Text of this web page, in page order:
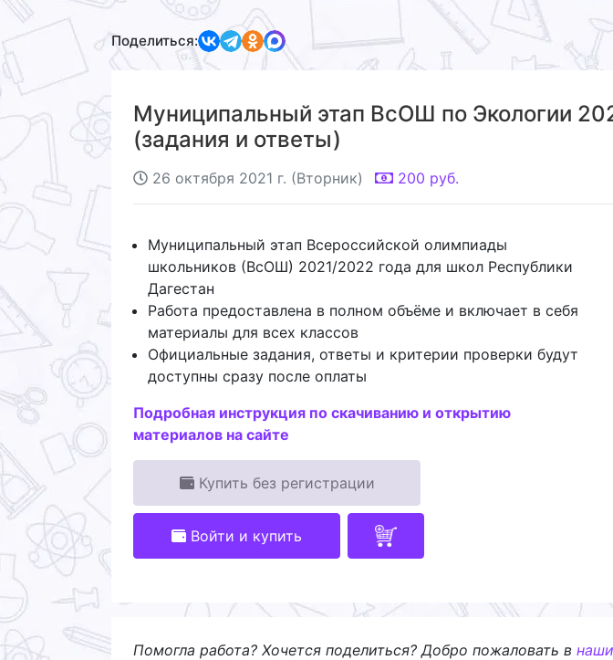
Поделиться:
Муниципальный этап ВсОШ по Экологии
(задания и ответы)
26 октября 2021 г. (Вторник) 200 руб.
Муниципальный этап Всероссийской олимпиады
школьников (ВсОШ) 2021/2022 года для школ Республики
Дагестан
Работа предоставлена в полном объёме и включает в себя
материалы для всех классов
Официальные задания, ответы и критерии проверки будут
доступны сразу после оплаты
Подробная инструкция по скачиванию и открытию
материалов на сайте
Купить без регистрации
Войти и купить
Помогла работа? Хочется поделиться? Добро пожаловать в